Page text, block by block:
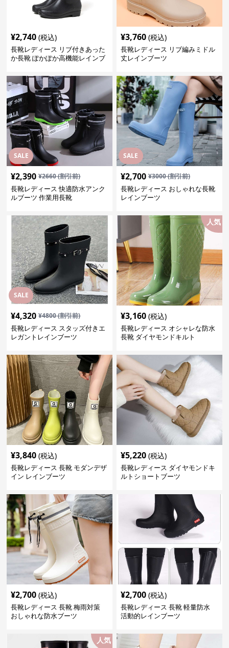
¥2,740 (税込)
長靴レディース リブ付きあった
か長靴 ぽかぽか高機能レインブ
¥3,760 (税込)
長靴レディース リブ編みミドル
丈レインブーツ
SALE
¥2,390 ¥2660(割引前)
長靴レディース 快適防水アンク
ルブーツ 作業用長靴
SALE
¥2,700 ¥3000(割引前)
長靴レディース おしゃれな長靴
レインブーツ
SALE
¥4,320 ¥4800(割引前)
長靴レディース スタッズ付きエ
レガントレインブーツ
人気
¥3,160 (税込)
長靴レディース オシャレな防水
長靴 ダイヤモンドキルト
¥3,840 (税込)
長靴レディース 長靴 モダンデザ
イン レインブーツ
¥5,220 (税込)
長靴レディース ダイヤモンドキ
ルトショートブーツ
¥2,700 (税込)
長靴レディース 長靴 梅雨対策
おしゃれな防水ブーツ
¥2,700 (税込)
長靴レディース 長靴 軽量防水
活動的レインブーツ
人気